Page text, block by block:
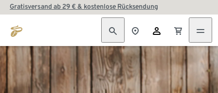
Gratisversand ab 29 € & kostenlose Rücksendung